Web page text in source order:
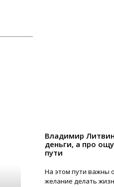
Владимир
деньги, а про
пути
На этом пути важны
желание делать